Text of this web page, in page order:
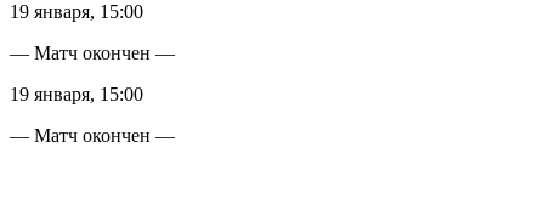
19 января, 15:00
— Матч окончен —
19 января, 15:00
— Матч окончен —